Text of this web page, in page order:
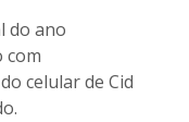
do ano
com
celular de Cid